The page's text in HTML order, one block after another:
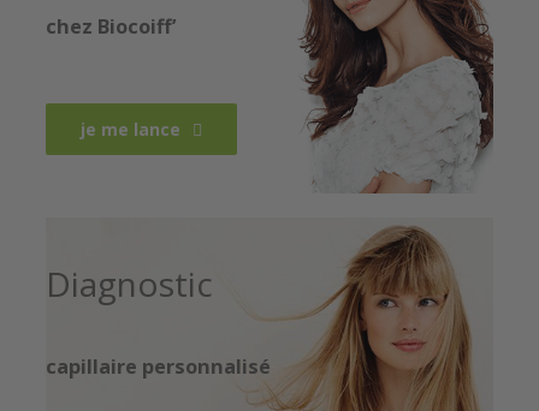
chez Biocoiff’
je me lance
Diagnostic
capillaire personnalisé